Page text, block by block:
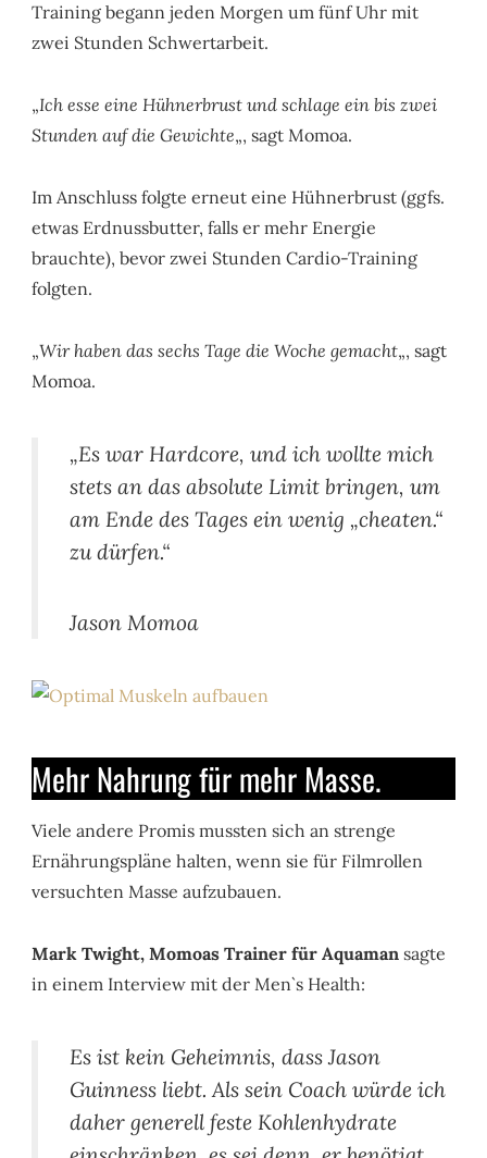
Training begann jeden Morgen um fünf Uhr mit
zwei Stunden Schwertarbeit.
„Ich esse eine Hühnerbrust und schlage ein bis zwei
Stunden auf die Gewichte„, sagt Momoa.
Im Anschluss folgte erneut eine Hühnerbrust (ggfs.
etwas Erdnussbutter, falls er mehr Energie
brauchte), bevor zwei Stunden Cardio-Training
folgten.
„Wir haben das sechs Tage die Woche gemacht„, sagt
Momoa.
„Es war Hardcore, und ich wollte mich
stets an das absolute Limit bringen, um
am Ende des Tages ein wenig „cheaten.“
zu dürfen.“
Jason Momoa
Mehr Nahrung für mehr Masse.
Viele andere Promis mussten sich an strenge
Ernährungspläne halten, wenn sie für Filmrollen
versuchten Masse aufzubauen.
Mark Twight, Momoas Trainer für Aquaman sagte
in einem Interview mit der Men`s Health:
Es ist kein Geheimnis, dass Jason
Guinness liebt. Als sein Coach würde ich
daher generell feste Kohlenhydrate